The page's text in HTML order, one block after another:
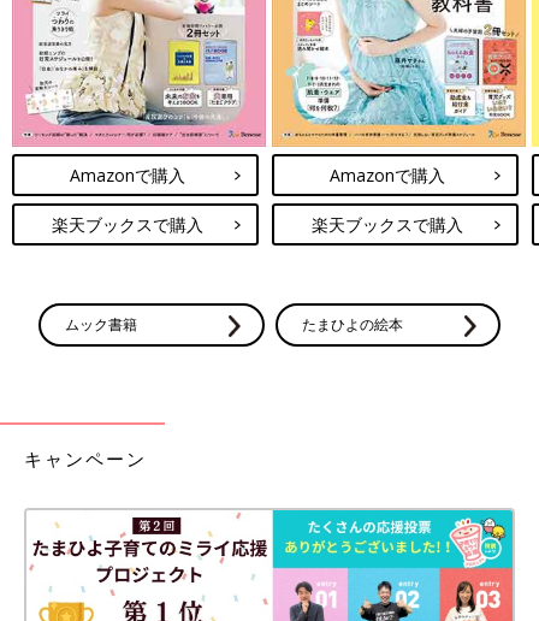
分娩台に上がってからは3時間弱かかり、結構苦しみましたが…
結果としては8時間半ほどのスピード出産でした！
ちなみに分娩台行ってから促進剤の提案されるまでの一時間半、
私の感覚ではわずか15分程でした笑
最初の痛みから全開大まで6時間だったので、痛みがどんどん強
まっていってずっとパニックみたいな感じでした。
助産師さんにはやる気満々だねぇと言われた息子です。笑
痛みに激弱なので、会陰切開とか激怖だったんですが、麻酔のち
くっとした感覚だけあって、切られるときも縫われるときも痛み
ちなみに入院中から退院して3週間くらい、トイレのときにはお
え用の3形態から選べるのも神です！
きと詰め替え用をゲットしました。
今からの方はぜひ！！
どなたかの参考になれば幸いです。
いかがでしたか？ たまひよのアプリ「まいにちのたまひよ」で
Amazonで購入
楽天ブックスで購入
Amazonで購入
楽天ブックスで購入
ムック書籍 たまひよの絵本
キャンペーン